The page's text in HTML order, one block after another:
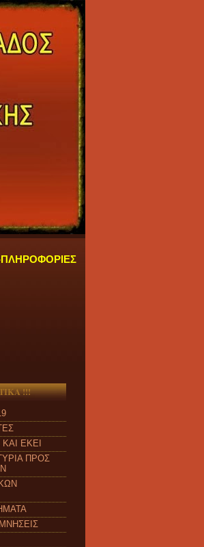
ΠΛΗΡΟΦΟΡΙΕΣ
από ώρα 09:00 π.μ. έως 04:00 μ.μ.
!!!
ΕΚΕΙ
ΠΡΟΣ